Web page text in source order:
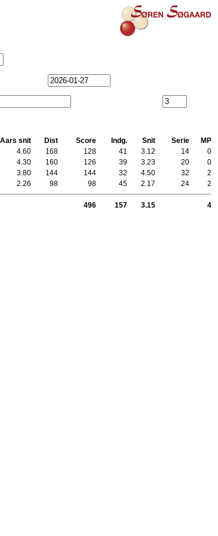
Aars snit Dist Score Indg. Snit Serie
MP
4.60 168 128 41 3.12 14
0
4.30 160 126 39 3.23 20
0
3.80 144 144 32 4.50 32
2
2.26 98 98 45 2.17 24 2
496 157 3.15 4